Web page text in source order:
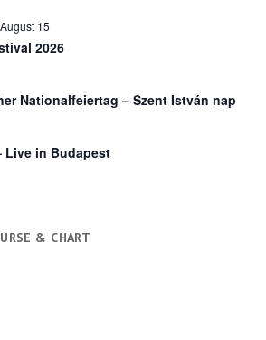
August 15
2026
Nationalfeiertag – Szent István nap
Live in Budapest
& CHART